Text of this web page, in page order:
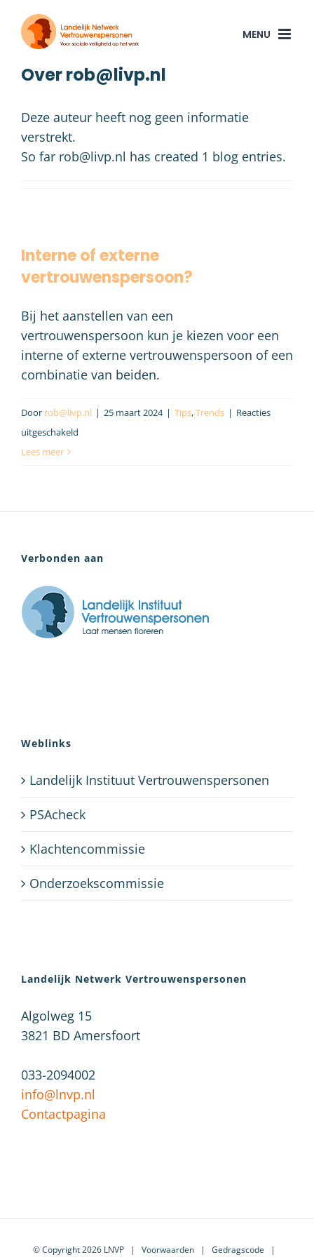
naar
inhoud
Overrob@livp.nl
Deze auteur heeft nog geen informatie
verstrekt.
So far rob@livp.nl has created 1 blog entries.
Interne of externe
vertrouwenspersoon?
Bij het aanstellen van een
vertrouwenspersoon kun je kiezen voor een
interne of externe vertrouwenspersoon of een
combinatie van beiden.
Door rob@livp.nl | 25 maart 2024 | Tips,Trends | Reacties
uitgeschakeld
vertrouwenspersoon?
Lees meer
Verbonden aan
Weblinks
Landelijk Instituut Vertrouwenspersonen
PSAcheck
Klachtencommissie
Onderzoekscommissie
Landelijk Netwerk Vertrouwenspersonen
Algolweg 15
3821 BD Amersfoort
033-2094002
info@lnvp.nl
Contactpagina
© Copyright 2026 LNVP | Voorwaarden| Gedragscode |